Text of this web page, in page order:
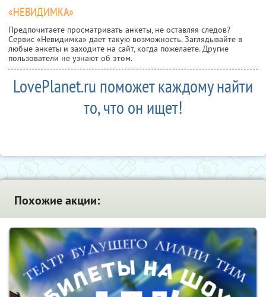
«НЕВИДИМКА»
Предпочитаете просматривать анкеты, не оставляя следов?
Сервис «Невидимка» дает такую возможность. Заглядывайте в
любые анкеты и заходите на сайт, когда пожелаете. Другие
пользователи не узнают об этом.
LovePlanet.ru поможет каждому найти
то, что он ищет!
Похожие акции: